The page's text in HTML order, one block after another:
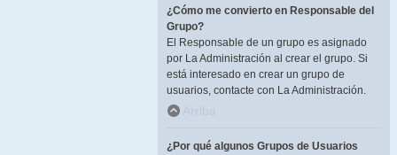
¿Cómo me convierto en Responsable del
Grupo?
El Responsable de un grupo es asignado
por La Administración al crear el grupo. Si
está interesado en crear un grupo de
usuarios, contacte con La Administración.
Arriba
¿Por qué algunos Grupos de Usuarios